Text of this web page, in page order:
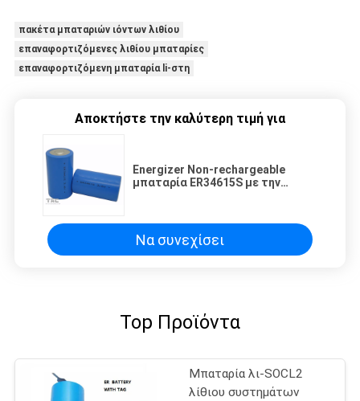
πακέτα μπαταριών ιόντων λιθίου
επαναφορτιζόμενες λιθίου μπαταρίες
επαναφορτιζόμενη μπαταρία li-στη
Αποκτήστε την καλύτερη τιμή για
Energizer Non-rechargeable
μπαταρία ER34615S με την
Να συνεχίσει
Top Προϊόντα
Μπαταρία λι-SOCL2
λίθιου συστημάτων